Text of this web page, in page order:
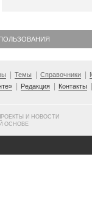
Темы Справочники
Редакция Контакты
И НОВОСТИ
ОСНОВЕ